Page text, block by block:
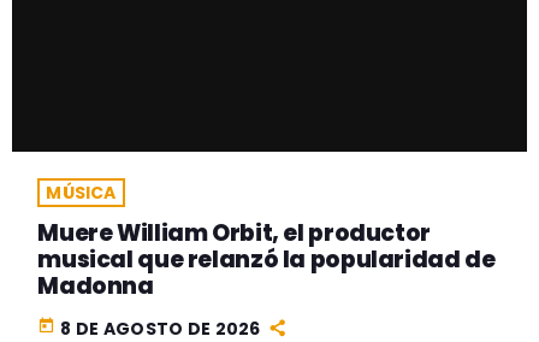
MÚSICA
Muere William Orbit, el productor
musical que relanzó la popularidad de
Madonna
today 8 DE AGOSTO DE 2026